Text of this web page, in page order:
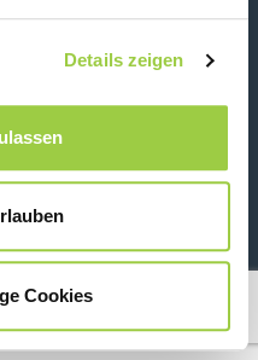
Details zeigen
Cookies
Bry-sur-Marne - France
75 00
& Datenschutzhinweis